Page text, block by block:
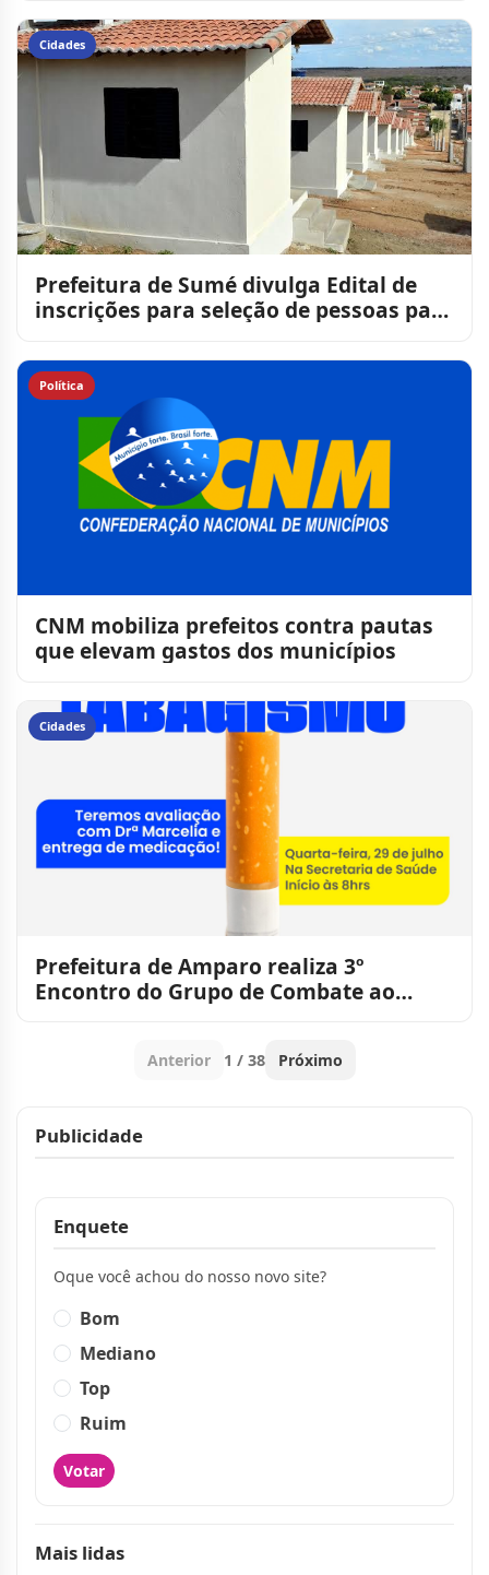
Cidades
Prefeitura de Sumé divulga Edital de
inscrições para seleção de pessoas para
Política
CNM mobiliza prefeitos contra pautas
que elevam gastos dos municípios
Cidades
Prefeitura de Amparo realiza 3º
Encontro do Grupo de Combate ao
Anterior 1 / 38 Próximo
Publicidade
Enquete
Oque você achou do nosso novo site?
Bom
Mediano
Top
Ruim
Votar
Mais lidas